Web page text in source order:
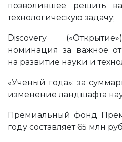
позволившее решить
технологическую задачу;
Discovery
номинация за важное
на развитие науки и
«Ученый года»: за
изменение ландшафта
Премиальный фонд
году составляет 65 млн